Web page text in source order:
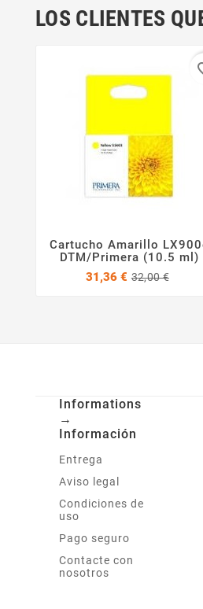
LOS CLIENTES
 
Cartucho Amarillo
DTM/Primera (10.5 ml)
31,36 € 32,00 €
Informations
→
Información
Entrega
Aviso legal
Condiciones de
uso
Pago seguro
Contacte con
nosotros